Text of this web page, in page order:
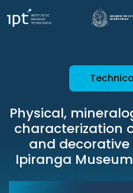
Physical,
characterization
and
Ipiranga